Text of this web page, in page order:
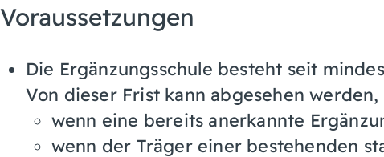
Voraussetzungen
Die Ergänzungsschule besteht seit
Von dieser Frist kann abgesehen werden,
wenn eine bereits anerkannte
wenn der Träger einer bestehenden